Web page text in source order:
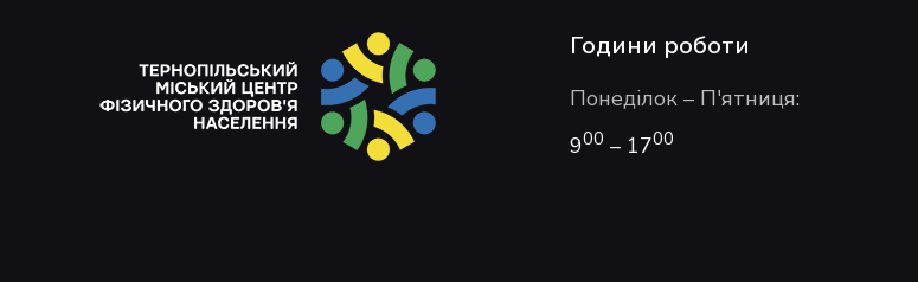
Години роботи
Понеділок – П'ятниця:
900 – 1700